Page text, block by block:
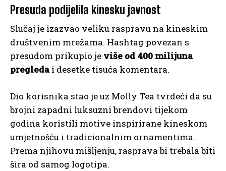
Presuda podijelila kinesku javnost
Slučaj je izazvao veliku raspravu na kineskim
društvenim mrežama. Hashtag povezan s
presudom prikupio je više od 400 milijuna
pregledai desetke tisuća komentara.
Dio korisnika stao je uz Molly Tea tvrdeći da su
brojni zapadni luksuzni brendovi tijekom
godina koristili motive inspirirane kineskom
umjetnošću i tradicionalnim ornamentima.
Prema njihovu mišljenju, rasprava bi trebala biti
šira od samog logotipa.